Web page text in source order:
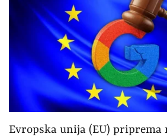
Evropska unija (EU) priprema